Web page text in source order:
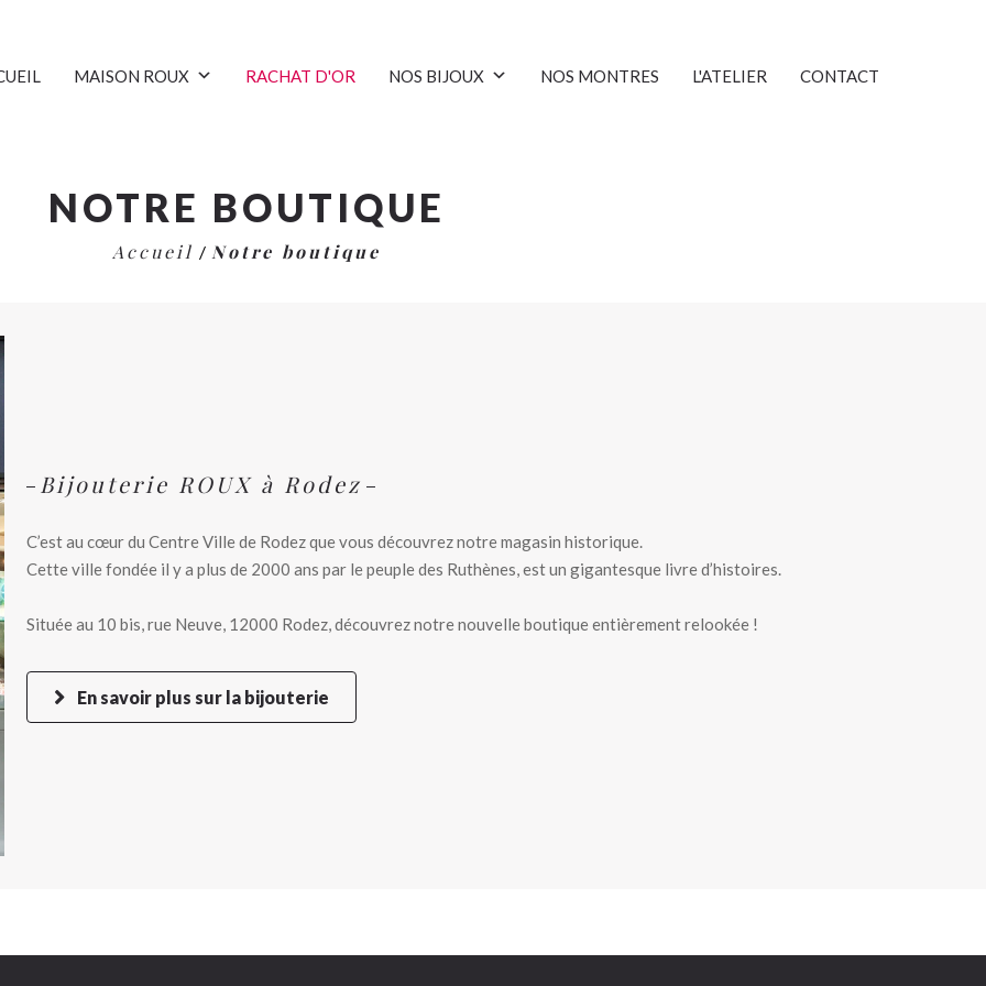
MAISON ROUX RACHAT D'OR NOS BIJOUX NOS MONTRES L'ATELIER CONTACT
NOTRE BOUTIQUE
Accueil / Notre boutique
Bijouterie ROUX à Rodez
C’est au cœur du Centre Ville de Rodez que vous découvrez notre magasin historique.
Cette ville fondée il y a plus de 2000 ans par le peuple des Ruthènes, est un gigantesque livre d’histoires.
Située au 10 bis, rue Neuve, 12000 Rodez, découvrez notre nouvelle boutique entièrement relookée !
En savoir plus sur la bijouterie